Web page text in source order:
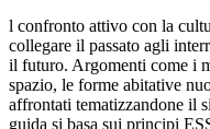
l confronto attivo con la
collegare il passato agli
il futuro. Argomenti come i
spazio, le forme abitative
affrontati tematizzandone il
guida si basa sui principi